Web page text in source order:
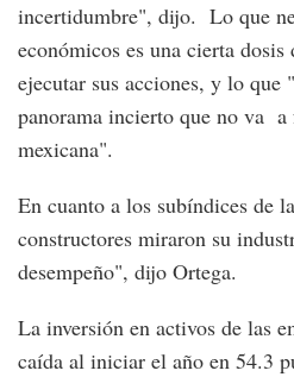
incertidumbre", dijo. Lo que
económicos es una cierta
ejecutar sus acciones, y lo que
panorama incierto que no va a
mexicana".
En cuanto a los subíndices de
constructores miraron su
desempeño", dijo Ortega.
La inversión en activos de las
caída al iniciar el año en 54.3